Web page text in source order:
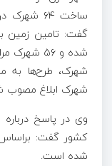
ساخت ۶۴
شهرک ابلاغ مصوب
وی در پاسخ
کشور گفت: براساس
شده است.